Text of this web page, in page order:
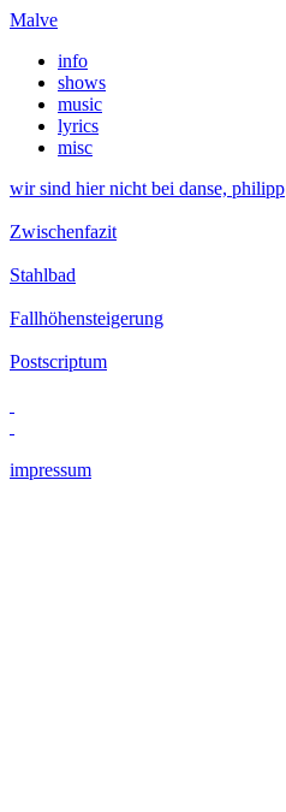
Malve
info
shows
music
lyrics
misc
wir sind hier nicht bei danse, philipp
Zwischenfazit
Stahlbad
Fallhöhensteigerung
Postscriptum
impressum